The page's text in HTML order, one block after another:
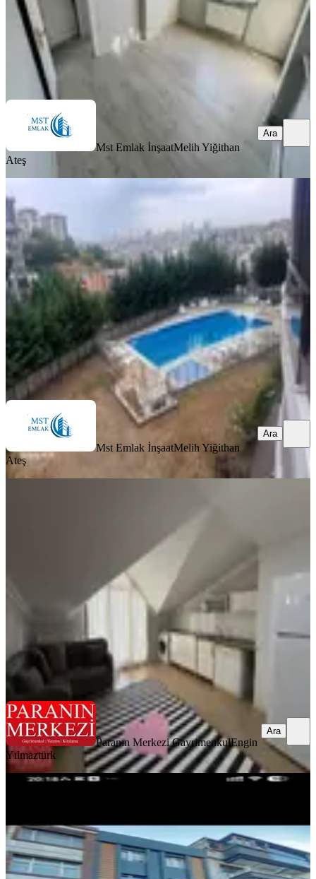
Mst Emlak İnşaat Melih Yiğithan Ateş
Mst Emlak İnşaatMelih Yiğithan
Ateş
Ara
Eyüp Karadolap Ta Hisarpanorama
Eyüpsultan, Karadolap Mahallesi
2+1·90 m² ·1. Kat·03.08.2026
50.000 ₺
Mst Emlak İnşaatMelih Yiğithan Ateş
Ara
Mst Emlak İnşaatMelih Yiğithan
Ateş
Ara
Eyüpsultan, Güzeltepe Mahallesi
75 m² ·
45.000 ₺
Paranın Merkezi Gayrimenkul Engin Yılmaztürk
Paranın Merkezi GayrimenkulEngin
Yılmaztürk
Ara
MANZARALI
Eyüpsultan, Rami Cuma Mahallesi
80 m²· Bahçe katı·03.08.2026